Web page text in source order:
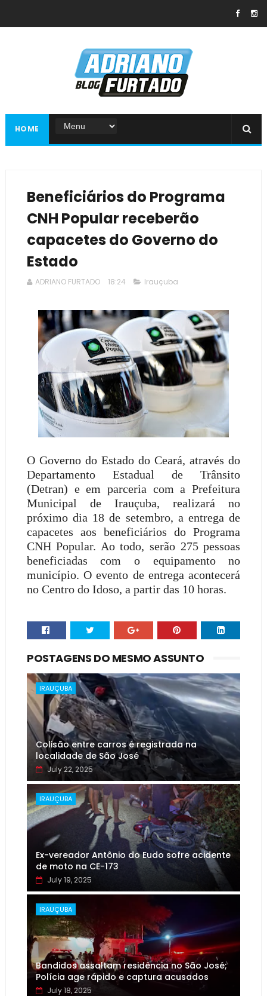
HOME
Beneficiários do Programa
CNH Popular receberão
capacetes do Governo do
Estado
ADRIANO FURTADO 18:24 Irauçuba
O Governo do Estado do Ceará, através do
Departamento Estadual de Trânsito
(Detran) e em parceria com a Prefeitura
Municipal de Irauçuba, realizará no
próximo dia 18 de setembro, a entrega de
capacetes aos beneficiários do Programa
CNH Popular. Ao todo, serão 275 pessoas
beneficiadas com o equipamento no
município. O evento de entrega acontecerá
no Centro do Idoso, a partir das 10 horas.
POSTAGENS DO MESMO ASSUNTO
IRAUÇUBA
Colisão entre carros é registrada na
localidade de São José
July 22, 2025
IRAUÇUBA
Ex-vereador Antônio do Eudo sofre acidente
de moto na CE-173
July 19, 2025
IRAUÇUBA
Bandidos assaltam residência no São José;
Polícia age rápido e captura acusados
July 18, 2025